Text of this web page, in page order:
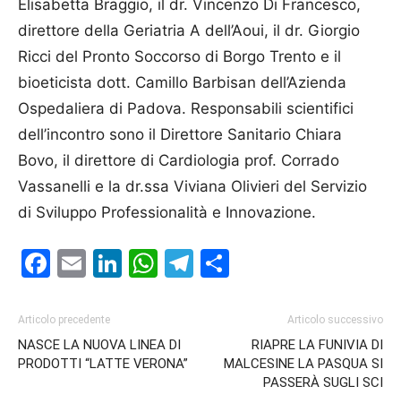
Elisabetta Braggio, il dr. Vincenzo Di Francesco,
direttore della Geriatria A dell’Aoui, il dr. Giorgio
Ricci del Pronto Soccorso di Borgo Trento e il
bioeticista dott. Camillo Barbisan dell’Azienda
Ospedaliera di Padova. Responsabili scientifici
dell’incontro sono il Direttore Sanitario Chiara
Bovo, il direttore di Cardiologia prof. Corrado
Vassanelli e la dr.ssa Viviana Olivieri del Servizio
di Sviluppo Professionalità e Innovazione.
Facebook
EmailLinkedIn
WhatsApp
Telegram
Articolo precedente
NASCE LA NUOVA LINEA DI
PRODOTTI “LATTE VERONA”
Articolo successivo
RIAPRE LA FUNIVIA DI
MALCESINE LA PASQUA SI
PASSERÀ SUGLI SCI